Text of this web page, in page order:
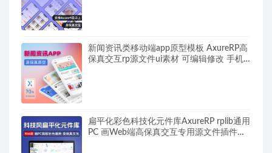
新闻资讯类移动端app原型模板 AxureRP高
保真交互rp源文件ui素材 可编辑修改 手机
扁平化彩色科技化元件库AxureRP rplib通用
PC 画Web端高保真交互专用源文件插件部